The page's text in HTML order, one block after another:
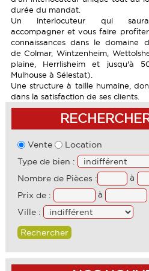
TERRAINS
PROGRAMMES NEUFS
GARAGES
LOCAUX COMMERCIAUX
TERRAINS
GARAGES
CALCULETTE
PARTENAIRES
durée du mandat.
Un interlocuteur qui
accompagner et vous faire
connaissances dans le domaine
de Colmar, Wintzenheim,
plaine, Herrlisheim et jusqu'à
Mulhouse à Sélestat).
Une structure à taille humaine,
dans la satisfaction de ses clients.
Vente
Location
Type de bien :
Nombre de Pièces :
à
Prix de :
à
Ville :